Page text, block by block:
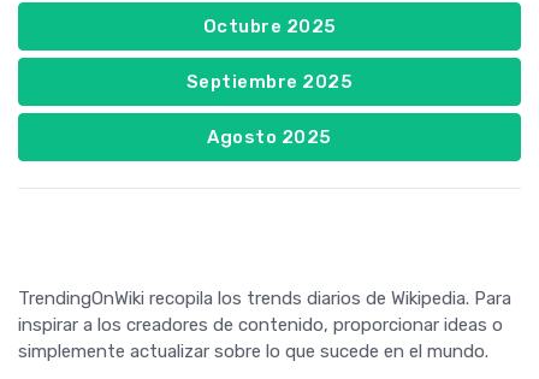
Octubre 2025
Septiembre 2025
Agosto 2025
TrendingOnWiki recopila los trends diarios de Wikipedia. Para
inspirar a los creadores de contenido, proporcionar ideas o
simplemente actualizar sobre lo que sucede en el mundo.